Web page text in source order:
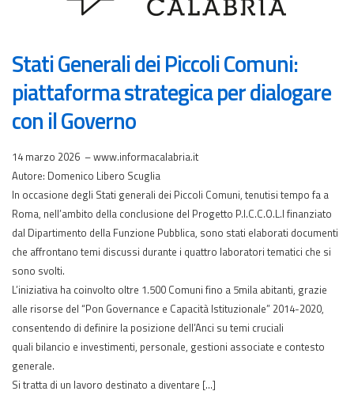
Stati Generali dei Piccoli Comuni:
piattaforma strategica per dialogare
con il Governo
14 marzo 2026 – www.informacalabria.it
Autore: Domenico Libero Scuglia
In occasione degli Stati generali dei Piccoli Comuni, tenutisi tempo fa a
Roma, nell’ambito della conclusione del Progetto P.I.C.C.O.L.I finanziato
dal Dipartimento della Funzione Pubblica, sono stati elaborati documenti
che affrontano temi discussi durante i quattro laboratori tematici che si
sono svolti.
L’iniziativa ha coinvolto oltre 1.500 Comuni fino a 5mila abitanti, grazie
alle risorse del “Pon Governance e Capacità Istituzionale” 2014-2020,
consentendo di definire la posizione dell’Anci su temi cruciali
quali bilancio e investimenti, personale, gestioni associate e contesto
generale.
Si tratta di un lavoro destinato a diventare […]